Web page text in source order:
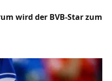
wird der BVB-Star zum